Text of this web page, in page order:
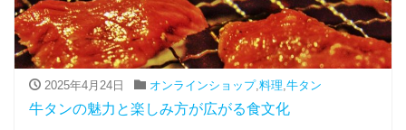
2025年4月24日 オンラインショップ,料理,牛タン
牛タンの魅力と楽しみ方が広がる食文化